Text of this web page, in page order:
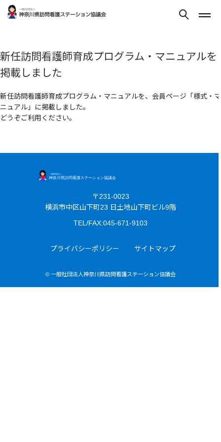
新任訪問看護師育成プログラム・マニュアルを
掲載しました
新任訪問看護師育成プログラム・マニュアルを、会員ページ「様式・マ
ニュアル」に掲載しました。
どうぞご利用ください。
〒231-0023
横浜市中区山下町23 日土地山下町ビル9階
TEL/FAX:045-671-9103
プライバシーポリシー サイトマップ
© 一般社団法人神奈川県訪問看護ステーション協議会